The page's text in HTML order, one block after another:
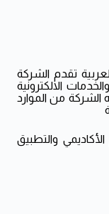
مصر العربية تقدم الشركة
الالكترونية
الشركة من الموارد
والتطبيق